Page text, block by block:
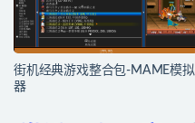
街机经典游戏整合包-MAME模拟
器